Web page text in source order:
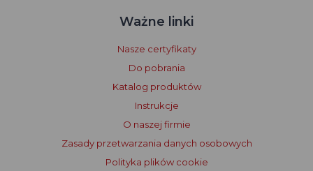
Ważne linki
Nasze certyfikaty
Do pobrania
Katalog produktów
Instrukcje
O naszej firmie
Zasady przetwarzania danych osobowych
Polityka plików cookie